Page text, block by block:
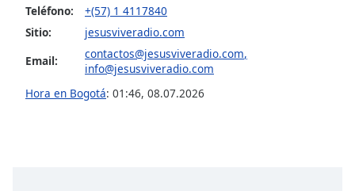
subtitles
settings
subtitles
selected
Teléfono:
+(57) 1 4117840
Sitio:
jesusviveradio.com
Email:
contactos@jesusviveradio.com,
info@jesusviveradio.com
Hora en Bogotá: 01:46, 08.07.2026